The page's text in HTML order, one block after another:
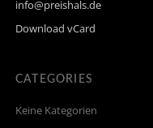
info@preishals.de
Download vCard
CATEGORIES
Keine Kategorien